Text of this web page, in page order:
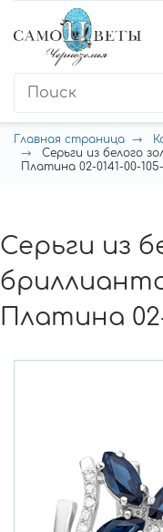
Главная страница
Серьги из белого
Платина 02-0141-00-105-
Серьги из
Платина 02-